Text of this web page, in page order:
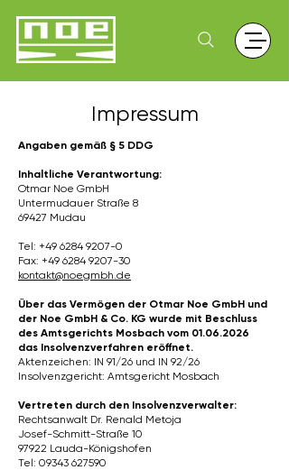
Impressum
Angaben gemäß § 5 DDG
Inhaltliche Verantwortung:
Otmar Noe GmbH
Untermudauer Straße 8
69427 Mudau
Tel: +49 6284 9207-0
Fax: +49 6284 9207-30
kontakt@noegmbh.de
Über das Vermögen der Otmar Noe GmbH und
der Noe GmbH & Co. KG wurde mit Beschluss
des Amtsgerichts Mosbach vom 01.06.2026
das Insolvenzverfahren eröffnet.
Aktenzeichen: IN 91/26 und IN 92/26
Insolvenzgericht: Amtsgericht Mosbach
Vertreten durch den Insolvenzverwalter:
Rechtsanwalt Dr. Renald Metoja
Josef-Schmitt-Straße 10
97922 Lauda-Königshofen
Tel: 09343 627590